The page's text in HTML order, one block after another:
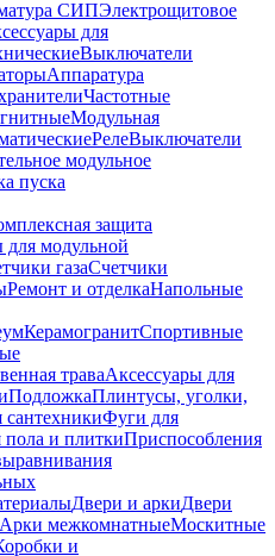
СИПЭлектрощитовое
для
Выключатели
Аппаратура
Частотные
Модульная
РелеВыключатели
модульное
пуска
защита
для модульной
газаСчетчики
Ремонт и отделкаНапольные
КерамогранитСпортивные
траваАксессуары для
ПодложкаПлинтусы, уголки,
Фуги для
и плиткиПриспособления
Двери и аркиДвери
Арки межкомнатныеМоскитные
и